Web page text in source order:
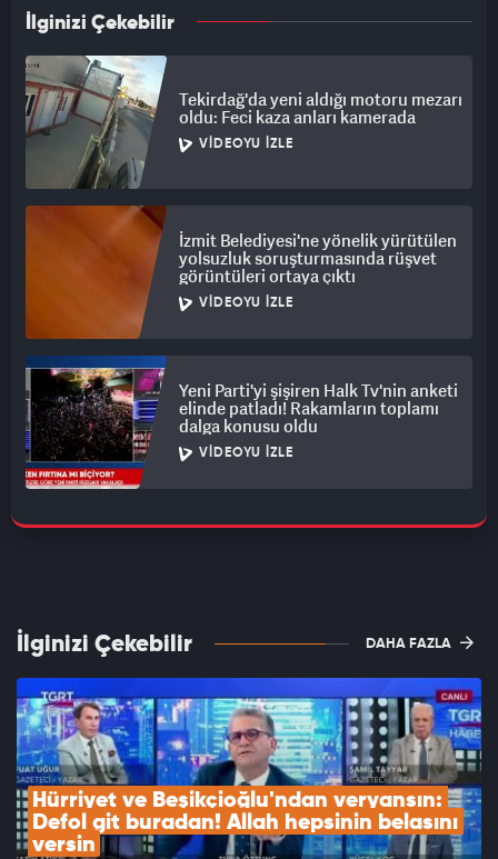
İlginizi Çekebilir
Tekirdağ'da yeni aldığı motoru mezarı
oldu: Feci kaza anları kamerada
VIDEOYU İZLE
İzmit Belediyesi'ne yönelik yürütülen
yolsuzluk soruşturmasında rüşvet
görüntüleri ortaya çıktı
VIDEOYU İZLE
Yeni Parti'yi şişiren Halk Tv'nin anketi
elinde patladı! Rakamların toplamı
dalga konusu oldu
VIDEOYU İZLE
İlginizi Çekebilir DAHA FAZLA
Hürriyet ve Beşikçioğlu'ndan veryansın:
Defol git buradan! Allah hepsinin belasını
versin